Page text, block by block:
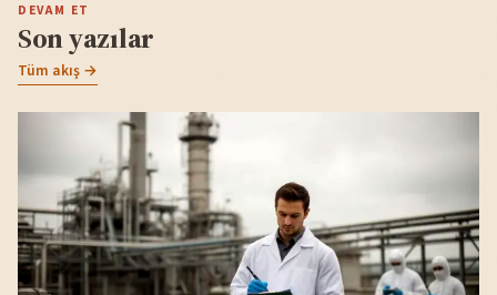
DEVAM ET
Son yazılar
Tüm akış →